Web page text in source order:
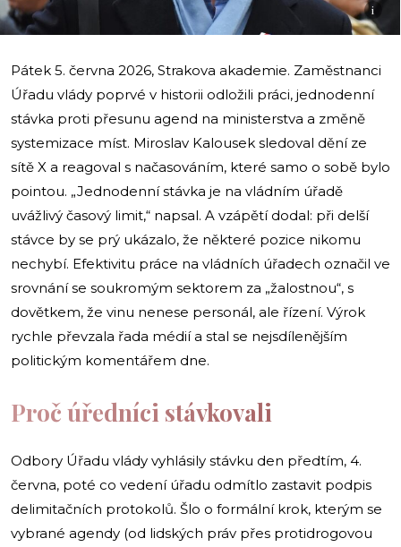
i
Pátek 5. června 2026, Strakova akademie. Zaměstnanci
Úřadu vlády poprvé v historii odložili práci, jednodenní
stávka proti přesunu agend na ministerstva a změně
systemizace míst. Miroslav Kalousek sledoval dění ze
sítě X a reagoval s načasováním, které samo o sobě bylo
pointou. „Jednodenní stávka je na vládním úřadě
uvážlivý časový limit,“ napsal. A vzápětí dodal: při delší
stávce by se prý ukázalo, že některé pozice nikomu
nechybí. Efektivitu práce na vládních úřadech označil ve
srovnání se soukromým sektorem za „žalostnou“, s
dovětkem, že vinu nenese personál, ale řízení. Výrok
rychle převzala řada médií a stal se nejsdílenějším
politickým komentářem dne.
Proč úředníci stávkovali
Odbory Úřadu vlády vyhlásily stávku den předtím, 4.
června, poté co vedení úřadu odmítlo zastavit podpis
delimitačních protokolů. Šlo o formální krok, kterým se
vybrané agendy (od lidských práv přes protidrogovou